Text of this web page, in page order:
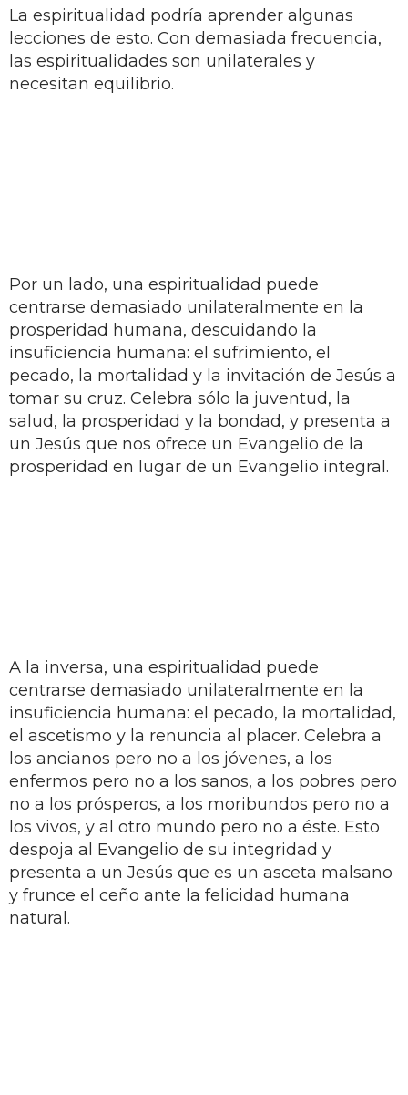
La espiritualidad podría aprender algunas
lecciones de esto. Con demasiada frecuencia,
las espiritualidades son unilaterales y
necesitan equilibrio.
Por un lado, una espiritualidad puede
centrarse demasiado unilateralmente en la
prosperidad humana, descuidando la
insuficiencia humana: el sufrimiento, el
pecado, la mortalidad y la invitación de Jesús a
tomar su cruz. Celebra sólo la juventud, la
salud, la prosperidad y la bondad, y presenta a
un Jesús que nos ofrece un Evangelio de la
prosperidad en lugar de un Evangelio integral.
A la inversa, una espiritualidad puede
centrarse demasiado unilateralmente en la
insuficiencia humana: el pecado, la mortalidad,
el ascetismo y la renuncia al placer. Celebra a
los ancianos pero no a los jóvenes, a los
enfermos pero no a los sanos, a los pobres pero
no a los prósperos, a los moribundos pero no a
los vivos, y al otro mundo pero no a éste. Esto
despoja al Evangelio de su integridad y
presenta a un Jesús que es un asceta malsano
y frunce el ceño ante la felicidad humana
natural.